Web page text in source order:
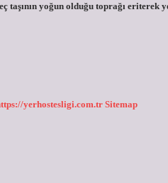
taşının yoğun olduğu toprağı
yerhostesligi.com.tr Sitemap